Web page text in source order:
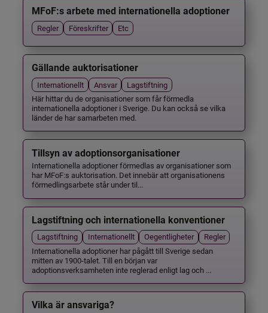
MFoF:s arbete med internationella adoptioner
Regler Föreskrifter Etc
Gällande auktorisationer
Internationellt Ansvar
Lagstiftning
Här hittar du de organisationer som får förmedla
internationella adoptioner i Sverige. Du kan också se vilka
länder de har samarbeten med.
Tillsyn av adoptionsorganisationer
Internationella adoptioner förmedlas av organisationer som
har MFoF:s auktorisation. Det innebär att organisationens
förmedlingsarbete står under til...
Lagstiftning och internationella konventioner
Lagstiftning Internationellt Oegentligheter
Regler
Internationella adoptioner har pågått till Sverige sedan
mitten av 1900-talet. Till en början var
adoptionsverksamheten inte reglerad enligt lag och ...
Vilka är ansvariga?